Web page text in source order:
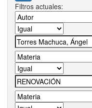
Filtros actuales: